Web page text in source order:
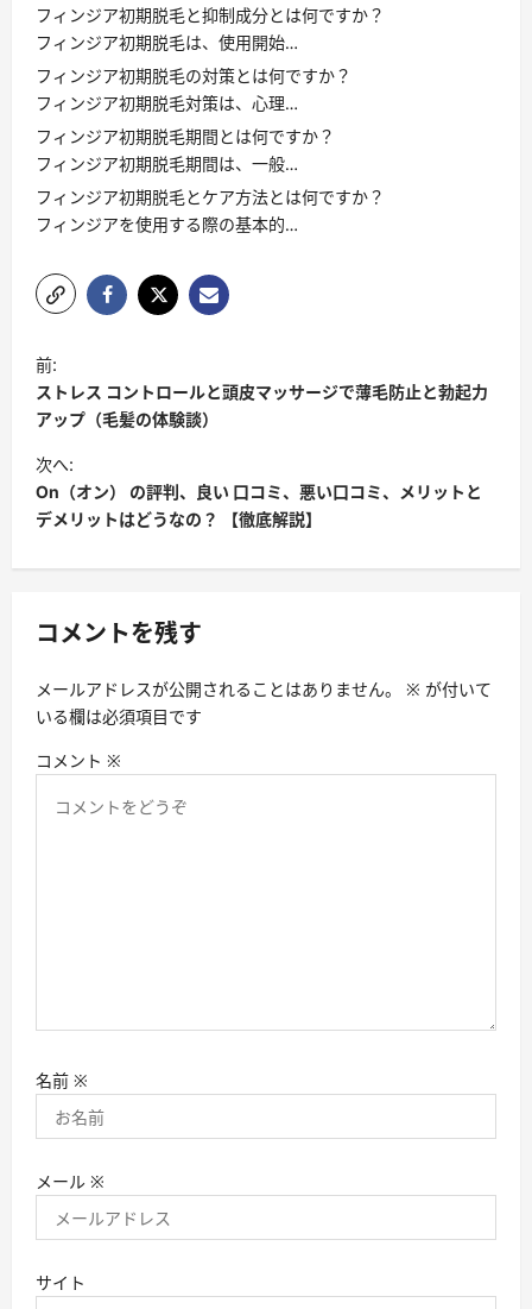
フィンジア初期脱毛と抑制成分とは何ですか？
フィンジア初期脱毛は、使用開始…
フィンジア初期脱毛の対策とは何ですか？
フィンジア初期脱毛対策は、心理…
フィンジア初期脱毛期間とは何ですか？
フィンジア初期脱毛期間は、一般…
フィンジア初期脱毛とケア方法とは何ですか？
フィンジアを使用する際の基本的…
投
稿
ナ
ビ
ゲ
ー
シ
ン
前:
ストレス コントロールと頭皮マッサージで薄毛防止と勃起力
アップ（毛髪の体験談）
次へ:
On（オン） の評判、良い 口コミ、悪い口コミ、メリットと
デメリットはどうなの？ 【徹底解説】
コメントを残す
メールアドレスが公開されることはありません。 ※ が付いて
いる欄は必須項目です
コメント ※
名前 ※
メール ※
サイト